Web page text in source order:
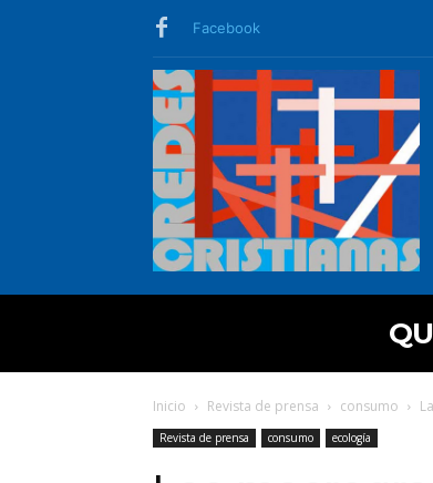
Facebook
Inicio Revista de prensa consumo
Revista de prensa consumo ecología